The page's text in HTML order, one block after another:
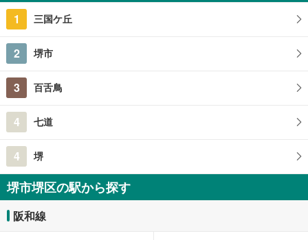
1 三国ケ丘
2 堺市
3 百舌鳥
4 七道
4 堺
堺市堺区の駅から探す
阪和線